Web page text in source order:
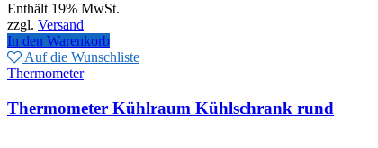
war:
35,00€
ist:
Enthält 19% MwSt.
zzgl. Versand
In den Warenkorb
Auf die Wunschliste
Thermometer
Thermometer Kühlraum Kühlschrank rund